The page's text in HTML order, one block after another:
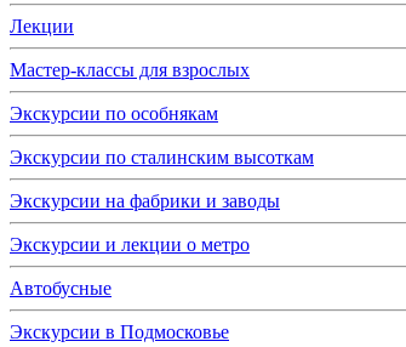
Лекции
Мастер-классы для взрослых
Экскурсии по особнякам
Экскурсии по сталинским высоткам
Экскурсии на фабрики и заводы
Экскурсии и лекции о метро
Автобусные
Экскурсии в Подмосковье